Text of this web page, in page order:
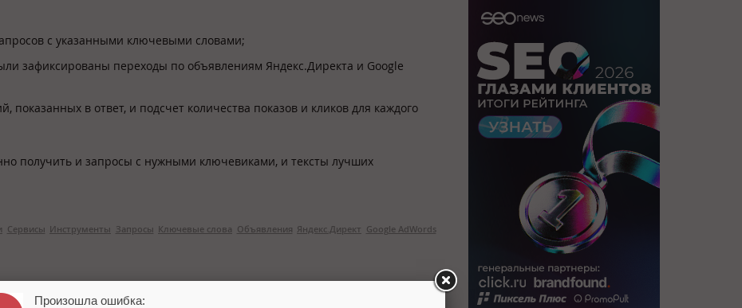
с указанными ключевыми словами;
зафиксированы переходы по объявлениям Яндекс.Директа и Google
показанных в ответ, и подсчет количества показов и кликов для каждого
получить и запросы с нужными ключевиками, и тексты лучших
Сервисы Инструменты Запросы Ключевые слова Объявления Яндекс.Директ Google AdWords
Произошла ошибка: